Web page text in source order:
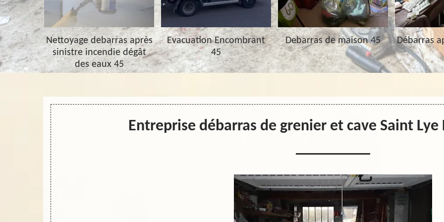
45
Nettoyage debarras après
sinistre incendie dégât
des eaux 45
Evacuation Encombrant
45
Debarras de maison 45 Débarras
Entreprise débarras de grenier et cave Saint Lye